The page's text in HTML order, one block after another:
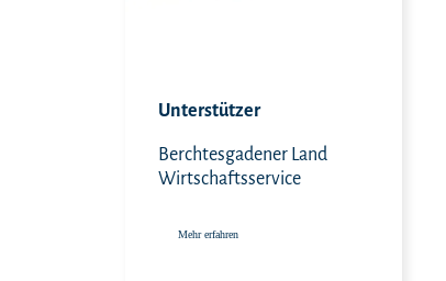
Unterstützer
Berchtesgadener Land
Wirtschaftsservice
Mehr erfahren